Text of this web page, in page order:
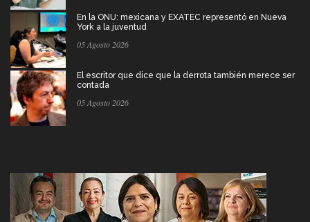
En la ONU: mexicana y EXATEC representó en Nueva
York a la juventud
05 Agosto 2026
El escritor que dice que la derrota también merece ser
contada
05 Agosto 2026